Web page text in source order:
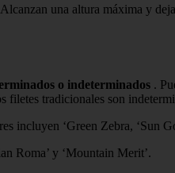
una altura máxima y
o indeterminados .
filetes tradicionales son
incluyen ‘Green Zebra, ‘Sun
Roma’ y ‘Mountain Merit’.